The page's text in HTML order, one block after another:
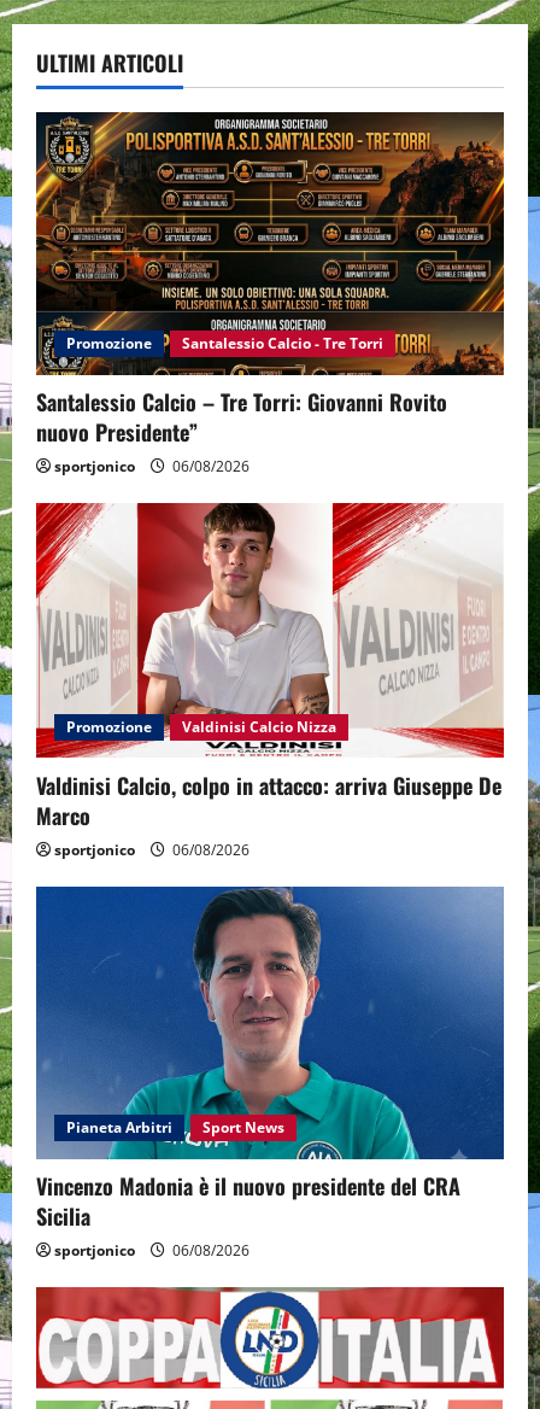
ULTIMI ARTICOLI
Promozione Santalessio Calcio - Tre Torri
Santalessio Calcio – Tre Torri: Giovanni Rovito
nuovo Presidente”
sportjonico 06/08/2026
Promozione Valdinisi Calcio Nizza
Valdinisi Calcio, colpo in attacco: arriva Giuseppe De
Marco
sportjonico 06/08/2026
Pianeta Arbitri Sport News
Vincenzo Madonia è il nuovo presidente del CRA
Sicilia
sportjonico 06/08/2026